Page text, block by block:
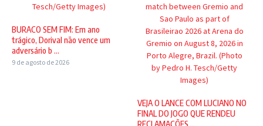
Tesch/Getty Images)
BURACO SEM FIM: Em ano
trágico, Dorival não vence um
adversário b ...
9 de agosto de 2026
match between Gremio and
Sao Paulo as part of
Brasileirao 2026 at Arena do
Gremio on August 8, 2026 in
Porto Alegre, Brazil. (Photo
by Pedro H. Tesch/Getty
Images)
VEJA O LANCE COM LUCIANO NO
FINAL DO JOGO QUE RENDEU
RECLAMAÇÕES ...